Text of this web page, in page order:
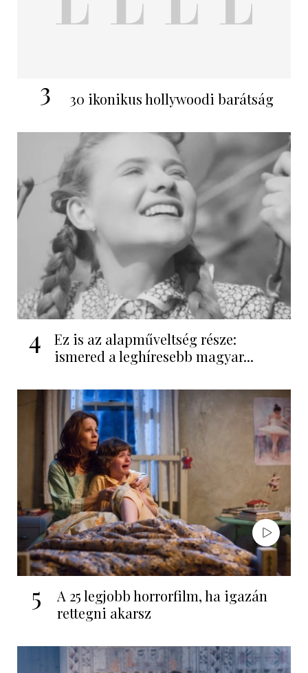
3 30 ikonikus hollywoodi barátság
4
Ez is az alapműveltség része:
ismered a leghíresebb magyar...
5
A 25 legjobb horrorfilm, ha igazán
rettegni akarsz